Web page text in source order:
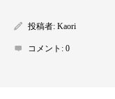
投稿者: Kaori
コメント: 0